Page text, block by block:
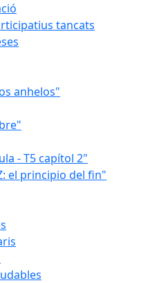
tancats
anhelos"
- T5 capítol 2"
el principio del fin"